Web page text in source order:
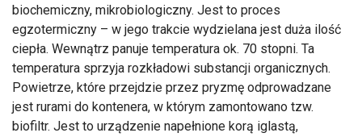
biochemiczny, mikrobiologiczny. Jest to proces
egzotermiczny – w jego trakcie wydzielana jest duża ilość
ciepła. Wewnątrz panuje temperatura ok. 70 stopni. Ta
temperatura sprzyja rozkładowi substancji organicznych.
Powietrze, które przejdzie przez pryzmę odprowadzane
jest rurami do kontenera, w którym zamontowano tzw.
biofiltr. Jest to urządzenie napełnione korą iglastą,